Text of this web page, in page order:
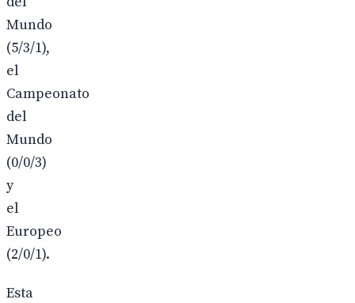
Mundo
(5/3/1),
el
Campeonato
del
Mundo
(0/0/3)
y
el
Europeo
(2/0/1).
Esta